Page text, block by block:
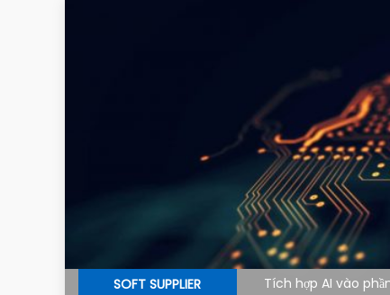
SOFT SUPPLIER
Tích hợp AI vào